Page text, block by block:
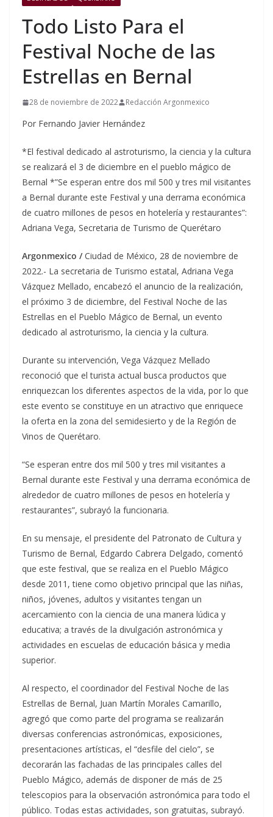
Todo Listo Para el
Festival Noche de las
Estrellas en Bernal
28 de noviembre de 2022 Redacción Argonmexico
Por Fernando Javier Hernández
*El festival dedicado al astroturismo, la ciencia y la cultura
se realizará el 3 de diciembre en el pueblo mágico de
Bernal *”Se esperan entre dos mil 500 y tres mil visitantes
a Bernal durante este Festival y una derrama económica
de cuatro millones de pesos en hotelería y restaurantes”:
Adriana Vega, Secretaria de Turismo de Querétaro
Argonmexico /Ciudad de México, 28 de noviembre de
2022.- La secretaria de Turismo estatal, Adriana Vega
Vázquez Mellado, encabezó el anuncio de la realización,
el próximo 3 de diciembre, del Festival Noche de las
Estrellas en el Pueblo Mágico de Bernal, un evento
dedicado al astroturismo, la ciencia y la cultura.
Durante su intervención, Vega Vázquez Mellado
reconoció que el turista actual busca productos que
enriquezcan los diferentes aspectos de la vida, por lo que
este evento se constituye en un atractivo que enriquece
la oferta en la zona del semidesierto y de la Región de
Vinos de Querétaro.
“Se esperan entre dos mil 500 y tres mil visitantes a
Bernal durante este Festival y una derrama económica de
alrededor de cuatro millones de pesos en hotelería y
restaurantes”, subrayó la funcionaria.
En su mensaje, el presidente del Patronato de Cultura y
Turismo de Bernal, Edgardo Cabrera Delgado, comentó
que este festival, que se realiza en el Pueblo Mágico
desde 2011, tiene como objetivo principal que las niñas,
niños, jóvenes, adultos y visitantes tengan un
acercamiento con la ciencia de una manera lúdica y
educativa; a través de la divulgación astronómica y
actividades en escuelas de educación básica y media
superior.
Al respecto, el coordinador del Festival Noche de las
Estrellas de Bernal, Juan Martín Morales Camarillo,
agregó que como parte del programa se realizarán
diversas conferencias astronómicas, exposiciones,
presentaciones artísticas, el “desfile del cielo”, se
decorarán las fachadas de las principales calles del
Pueblo Mágico, además de disponer de más de 25
telescopios para la observación astronómica para todo el
público. Todas estas actividades, son gratuitas, subrayó.